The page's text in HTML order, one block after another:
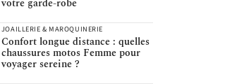
votre garde-robe
JOAILLERIE & MAROQUINERIE
Confort longue distance : quelles
chaussures motos Femme pour
voyager sereine ?